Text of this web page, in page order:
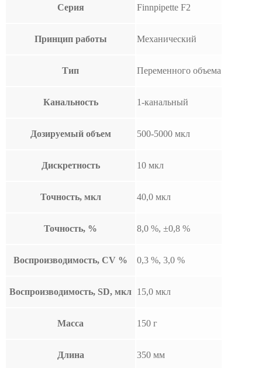
Серия Finnpipette F2
Принцип работы Механический
Тип Переменного объема
Канальность 1-канальный
Дозируемый объем 500-5000 мкл
Дискретность 10 мкл
Точность, мкл 40,0 мкл
Точность, % 8,0 %, ±0,8 %
Воспроизводимость, CV % 0,3 %, 3,0 %
Воспроизводимость, SD, мкл 15,0 мкл
Масса 150 г
Длина 350 мм